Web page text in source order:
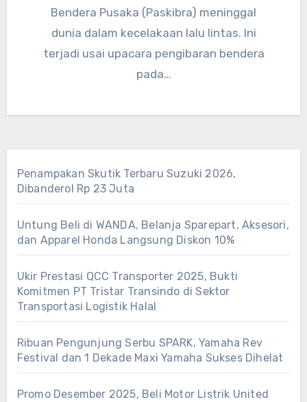
Bendera Pusaka (Paskibra) meninggal
dunia dalam kecelakaan lalu lintas. Ini
terjadi usai upacara pengibaran bendera
pada…
Penampakan Skutik Terbaru Suzuki 2026,
Dibanderol Rp 23 Juta
Untung Beli di WANDA, Belanja Sparepart, Aksesori,
dan Apparel Honda Langsung Diskon 10%
Ukir Prestasi QCC Transporter 2025, Bukti
Komitmen PT Tristar Transindo di Sektor
Transportasi Logistik Halal
Ribuan Pengunjung Serbu SPARK, Yamaha Rev
Festival dan 1 Dekade Maxi Yamaha Sukses Dihelat
Promo Desember 2025, Beli Motor Listrik United